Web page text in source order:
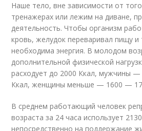
Наше тело, вне зависимости от
тренажерах или лежим на диване,
деятельность. Чтобы организм
кровь, желудок переваривал пищу и
необходима энергия. В молодом
дополнительной физической
расходует до 2000 Ккал, мужчины
Ккал, женщины меньше — 1600 —
В среднем работающий человек
возраста за 24 часа использует
непосредственно на поддержание